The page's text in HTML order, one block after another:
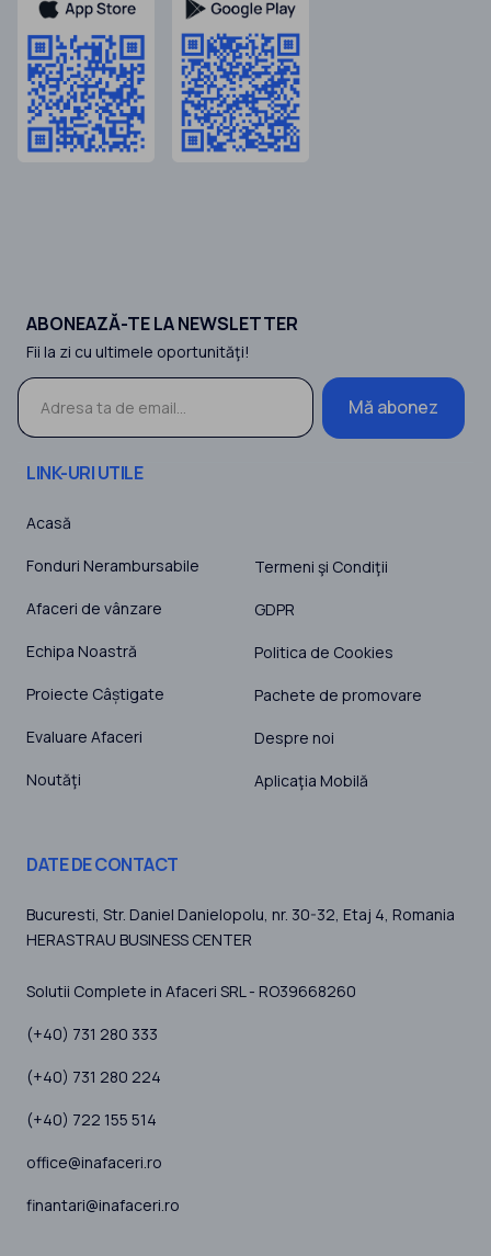
ABONEAZĂ-TE LA NEWSLETTER
Fii la zi cu ultimele oportunităţi!
Mă abonez
LINK-URI UTILE
Acasă
Fonduri Nerambursabile
Afaceri de vânzare
Echipa Noastră
Proiecte Câștigate
Evaluare Afaceri
Noutăţi
Termeni şi Condiţii
GDPR
Politica de Cookies
Pachete de promovare
Despre noi
Aplicaţia Mobilă
DATE DE CONTACT
Bucuresti, Str. Daniel Danielopolu, nr. 30-32, Etaj 4, Romania
HERASTRAU BUSINESS CENTER
Solutii Complete in Afaceri SRL - RO39668260
(+40) 731 280 333
(+40) 731 280 224
(+40) 722 155 514
office@inafaceri.ro
finantari@inafaceri.ro